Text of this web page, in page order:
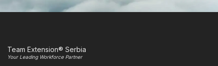
Team Extension® Serbia
Your Leading Workforce Partner